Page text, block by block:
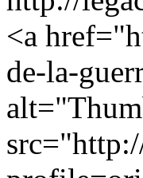
<a
de-la-